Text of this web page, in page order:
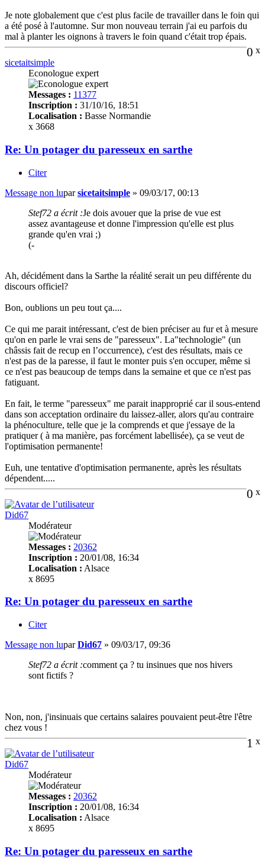
Je note globalement que c'est plus facile de travailler dans le foin qui
a été posé à l'automne. Sur mon nouveau terrain j'ai eu parfois du
mal à planter les oignons à travers le foin quand c'était trop épais.
0 x
sicetaitsimple
Econologue expert
Messages : 11377
Inscription : 31/10/16, 18:51
Localisation : Basse Normandie
x 3668
Re: Un potager du paresseux en sarthe
Citer
Message non luparsicetaitsimple » 09/03/17, 00:13
Stef72 a écrit :Je dois avouer que la prise de vue est
assez avantageuse et donne l'impression qu'elle est plus
grande qu'en vrai ;)
(-
Ah, décidément dans la Sarthe la réalité serait un peu différente du
discours officiel?
Bon, oublions un peu tout ça....
Ce qui me parait intéressant, c'est de bien préciser au fur et à mesure
qu'on en parle le vrai sens de "paresseux". La"technologie" (un
châssis fait de recup en l’occurrence), c'est des résultats, mais ce
n'est pas de la paresse, il faut le monter puis s'en occuper, même si
ce n'est pas beaucoup de temps dans la semaine et que ce n'est pas
fatiguant.
En fait, le terme "paresseux" me parait inapproprié car il sous-entend
dans son acceptation ordinaire du laissez-aller, alors qu'au contraire
la phénoculture, telle que je la comprends et que j'essaye de la
pratiquer ( à ma manière, pas forcément labellisée), ça se veut de
l'optimisation permanente!
Euh, une tentative d'optimisation permanente, après les résultats
dépendent.....
0 x
Did67
Modérateur
Messages : 20362
Inscription : 20/01/08, 16:34
Localisation : Alsace
x 8695
Re: Un potager du paresseux en sarthe
Citer
Message non luparDid67 » 09/03/17, 09:36
Stef72 a écrit :comment ça ? tu insinues que nos hivers
sont fictifs ?
Non, non, j'insinuais que certains salaires pouvaient peut-être l'être
chez vous !
1 x
Did67
Modérateur
Messages : 20362
Inscription : 20/01/08, 16:34
Localisation : Alsace
x 8695
Re: Un potager du paresseux en sarthe